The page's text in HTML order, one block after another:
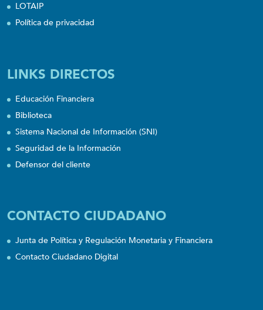
LOTAIP
Política de privacidad
LINKS DIRECTOS
Educación Financiera
Biblioteca
Sistema Nacional de Información (SNI)
Seguridad de la Información
Defensor del cliente
CONTACTO CIUDADANO
Junta de Política y Regulación Monetaria y Financiera
Contacto Ciudadano Digital